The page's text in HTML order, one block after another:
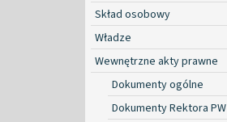
Skład osobowy
Władze
Wewnętrzne akty prawne
Dokumenty ogólne
Dokumenty Rektora PW